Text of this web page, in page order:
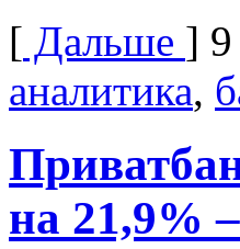
[ Дальше ]
аналитика,
на 21,9%